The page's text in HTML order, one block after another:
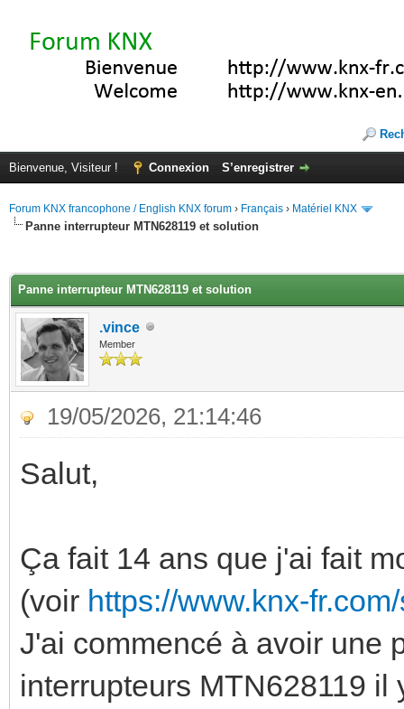
Bienvenue, Visiteur ! Connexion S’enregistrer
Forum KNX francophone / English KNX forum › Français › Matériel KNX
Panne interrupteur MTN628119 et solution
Panne interrupteur MTN628119 et solution
.vince
Member
19/05/2026, 21:14:46
Salut,
Ça fait 14 ans que j'ai fait
(voir https://www.knx-
J'ai commencé à avoir une
interrupteurs MTN628119